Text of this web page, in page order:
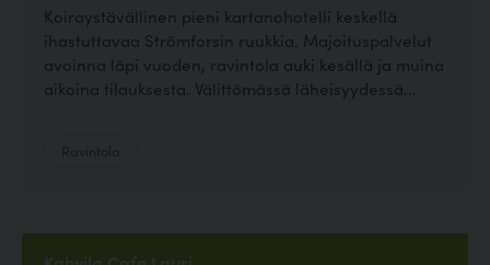
Koiraystävällinen pieni kartanohotelli keskellä
ihastuttavaa Strömforsin ruukkia. Majoituspalvelut
avoinna läpi vuoden, ravintola auki kesällä ja muina
aikoina tilauksesta. Välittömässä läheisyydessä...